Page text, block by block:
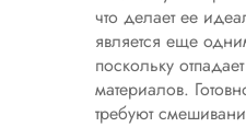
что делает ее
является еще
поскольку
материалов.
требуют